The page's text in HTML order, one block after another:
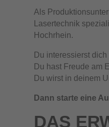
Als
Lasertechnik
Hochrhein.
Du interessierst
Du hast Freude am
Du wirst in deinem
Dann starte eine
DAS